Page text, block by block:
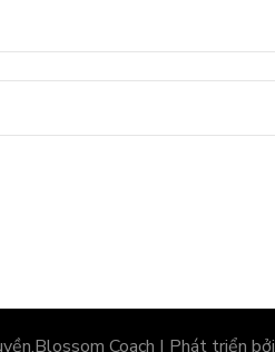
Blossom Coach | Phát triển bởi